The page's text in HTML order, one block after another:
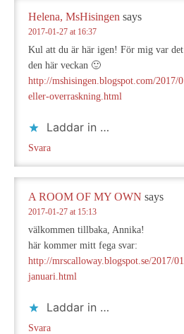
Helena, MsHisingen says
2017-01-27 at 16:37
Kul att du är här igen! För mig var
den här veckan 🙂
http://mshisingen.blogspot.com/
eller-overraskning.html
Laddar in …
Svara
A ROOM OF MY OWN says
2017-01-27 at 15:13
välkommen tillbaka, Annika!
här kommer mitt fega svar:
http://mrscalloway.blogspot.se/2017/
januari.html
Laddar in …
Svara